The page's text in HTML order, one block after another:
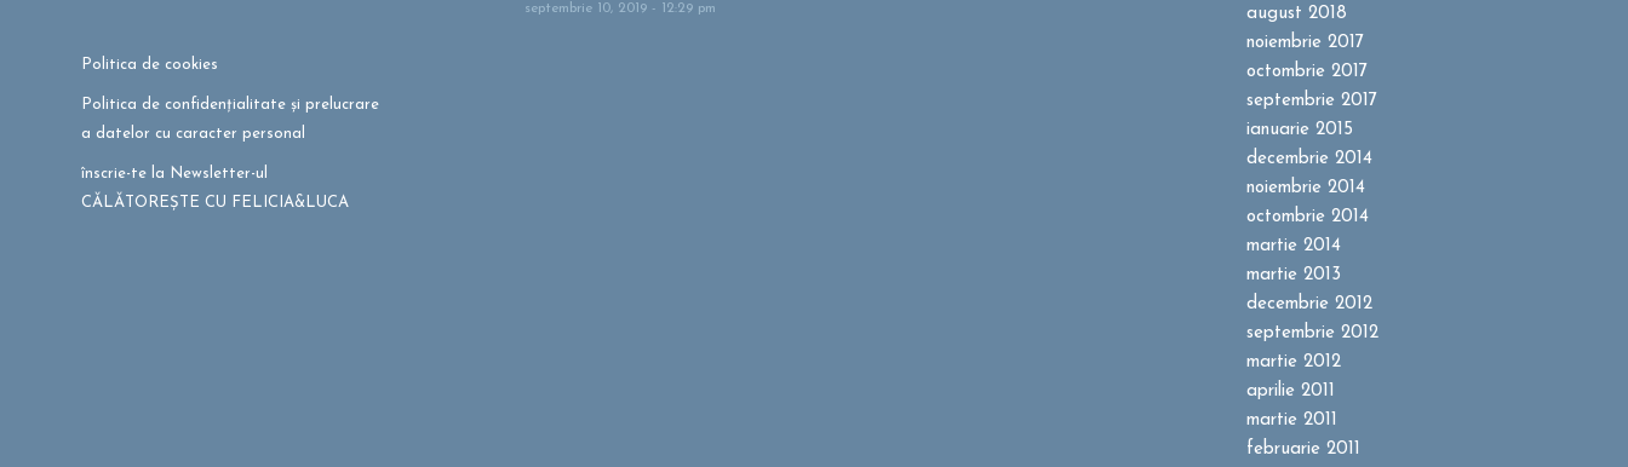
Politica de cookies
Politica de confidențialitate și prelucrare
a datelor cu caracter personal
înscrie-te la Newsletter-ul
CĂLĂTOREȘTE CU FELICIA&LUCA
septembrie 10, 2019 - 12:29 pm
august 2018
noiembrie 2017
octombrie 2017
septembrie 2017
ianuarie 2015
decembrie 2014
noiembrie 2014
octombrie 2014
martie 2014
martie 2013
decembrie 2012
septembrie 2012
martie 2012
aprilie 2011
martie 2011
februarie 2011